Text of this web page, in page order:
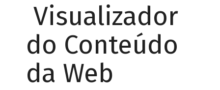
Visualizador
do Conteúdo
da Web